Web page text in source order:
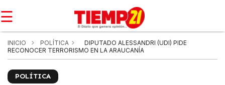
☰
INICIO POLÍTICA
DIPUTADO ALESSANDRI (UDI) PIDE
RECONOCER TERRORISMO EN LA ARAUCANÍA
POLÍTICA